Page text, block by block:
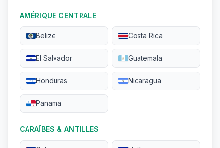
AMÉRIQUE CENTRALE
Belize Costa Rica
El Salvador Guatemala
Honduras Nicaragua
Panama
CARAÏBES & ANTILLES